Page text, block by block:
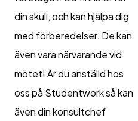
din skull, och kan hjälpa dig
med förberedelser. De kan
även vara närvarande vid
mötet! Är du anställd hos
oss på Studentwork så kan
även din konsultchef